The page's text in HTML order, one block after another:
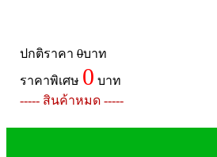
ปกติราคา0บาท
ราคาพิเศษ 0 บาท
----- สินค้าหมด -----